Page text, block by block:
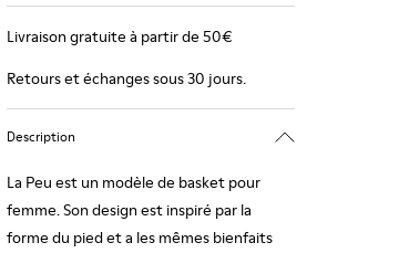
Livraison gratuite à partir de 50€
Retours et échanges sous 30 jours.
Description
La Peu est un modèle de basket pour
femme. Son design est inspiré par la
forme du pied et a les mêmes bienfaits